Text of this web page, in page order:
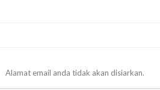
Alamat email anda tidak akan disiarkan.